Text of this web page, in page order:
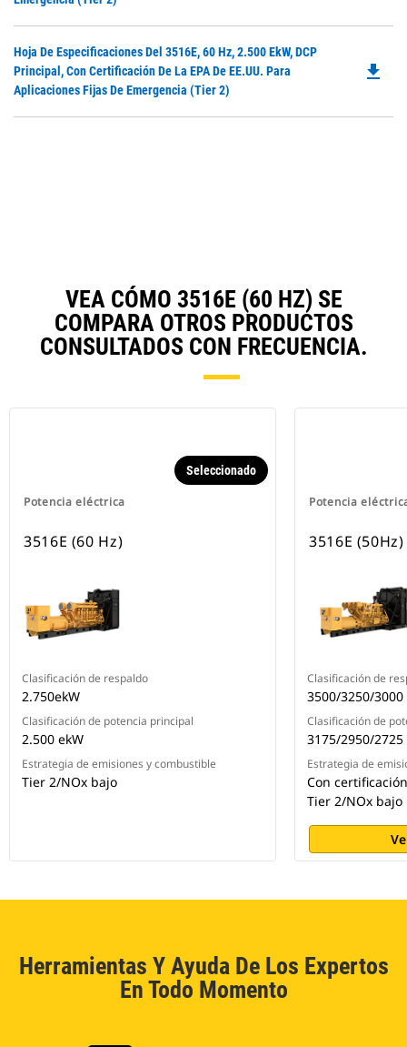
Hoja De Especificaciones Del 3516E, 60 Hz, 2.500 EkW, DCP
Principal, Con Certificación De La EPA De EE.UU. Para
Aplicaciones Fijas De Emergencia (Tier 2)
file_download
VEA CÓMO 3516E (60 HZ) SE
COMPARA OTROS PRODUCTOS
CONSULTADOS CON FRECUENCIA.
Potencia eléctrica
Seleccionado
3516E (60 Hz)
Clasificación de respaldo
2.750ekW
Clasificación de potencia principal
2.500 ekW
Estrategia de emisiones y combustible
Tier 2/NOx bajo
Potencia
3516E (50Hz)
Clasificación de
3500/3250/3000
Clasificación de
3175/2950/2725
Estrategia de
Con
Tier 2/NOx bajo
Herramientas Y Ayuda De Los Expertos
En Todo Momento